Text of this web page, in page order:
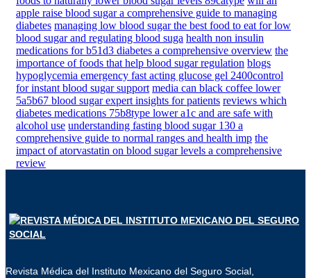
apple raise blood sugar a comprehensive guide to managing
diabetes managing low blood sugar the best food to eat for low
blood sugar and regulating blood suga health non insulin
medications for b51d3 diabetes a comprehensive overview the
importance of foods that help blood sugar regulation blogs
hypoglycemia emergency fast acting glucose gel 2400control
for instant blood sugar support media can black coffee lower
5a5b67 blood sugar expert insights for patients reviews which
diabetes medications 75b8type lower a1c and are safe with
alcohol use understanding fasting blood sugar 130 a
comprehensive guide to normal ranges and health imp the
impact of atorvastatin on blood sugar levels a comprehensive
review
Revista Médica del Instituto Mexicano del Seguro Social,